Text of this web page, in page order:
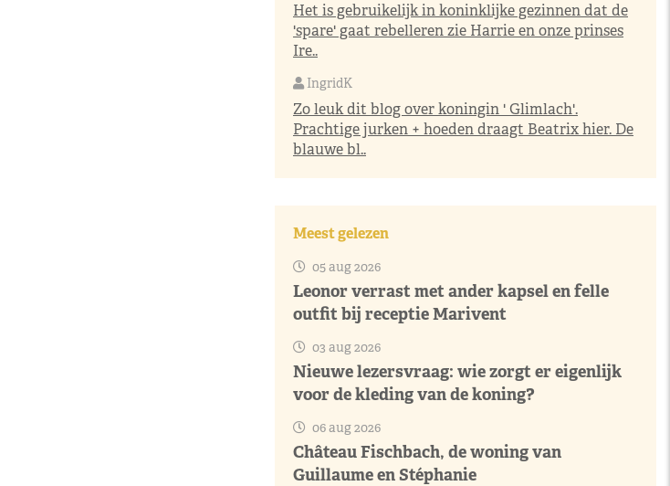
Het is gebruikelijk in koninklijke gezinnen dat de
'spare' gaat rebelleren zie Harrie en onze prinses
Ire..
IngridK
Zo leuk dit blog over koningin ' Glimlach'.
Prachtige jurken + hoeden draagt Beatrix hier. De
blauwe bl..
Meest gelezen
05 aug 2026
Leonor verrast met ander kapsel en felle
outfit bij receptie Marivent
03 aug 2026
Nieuwe lezersvraag: wie zorgt er eigenlijk
voor de kleding van de koning?
06 aug 2026
Château Fischbach, de woning van
Guillaume en Stéphanie